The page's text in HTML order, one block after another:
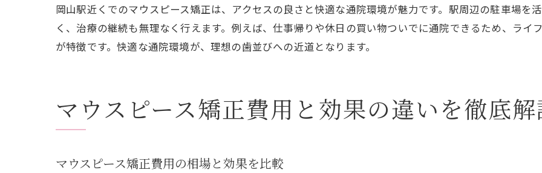
口コミで話題のマウスピース矯正体験談集
実際の体験談から見るマウスピース矯正の効果
口コミで高評価の岡山駅マウスピース矯正事情
口コミで選ばれる矯正医院の魅力とは
岡山駅近くでのマウスピース矯正は、アクセスの良さと快適な通院環境が魅力です。駅周辺の駐車場を
く、治療の継続も無理なく行えます。例えば、仕事帰りや休日の買い物ついでに通院できるため、ライ
が特徴です。快適な通院環境が、理想の歯並びへの近道となります。
マウスピース矯正費用と効果の違いを徹底
マウスピース矯正費用の相場と効果を比較